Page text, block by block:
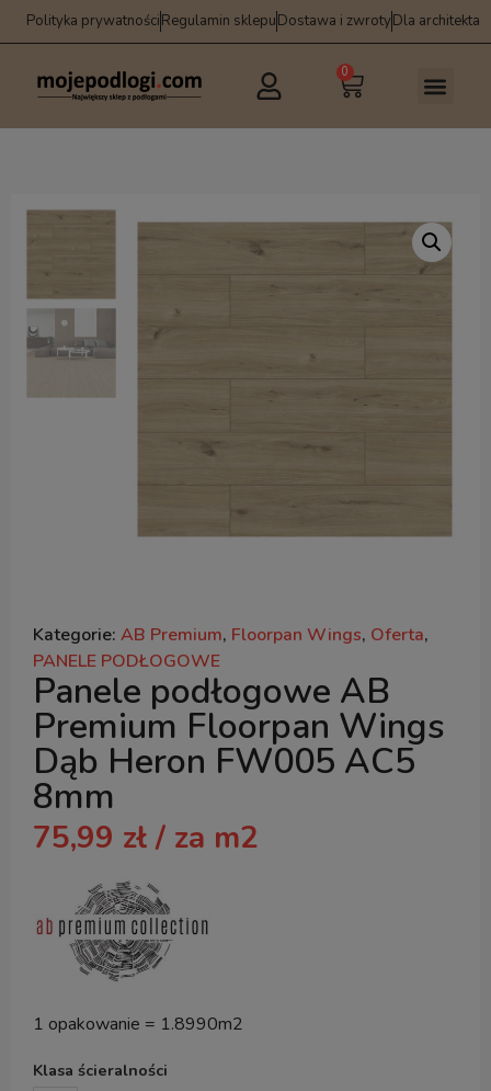
Polityka prywatnościRegulamin sklepuDostawa i zwrotyDla architekta
0
Kategorie: AB Premium, Floorpan Wings, Oferta,
PANELE PODŁOGOWE
Panele podłogowe AB
Premium Floorpan Wings
Dąb Heron FW005 AC5
8mm
75,99 zł / za m2
1 opakowanie = 1.8990m2
Klasa ścieralności